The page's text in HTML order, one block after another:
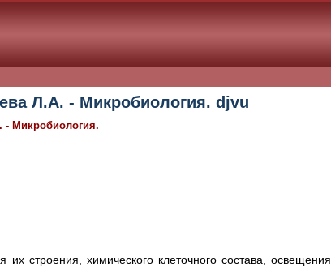
Л.А. - Микробиология. djvu
- Микробиология.
их строения, химического клеточного состава, освещения